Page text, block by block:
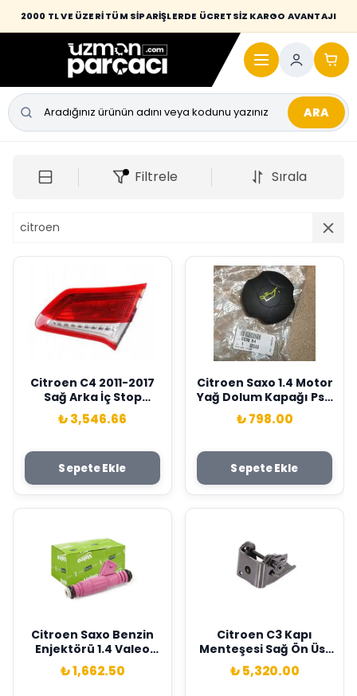
2000 TL VE ÜZERİ TÜM SİPARİŞLERDE ÜCRETSİZ KARGO AVANTAJI
ARA
Filtrele Sırala
Citroen C4 2011-2017
Sağ Arka İç Stop
Lambası Hella Marka
7453.E5
₺ 3,546.66
Sepete Ekle
Citroen Saxo 1.4 Motor
Yağ Dolum Kapağı Psa
Orjinal Marka 0258.64
₺ 798.00
Sepete Ekle
Citroen Saxo Benzin
Enjektörü 1.4 Valeo
Marka 1984.96
₺ 1,662.50
Citroen C3 Kapı
Menteşesi Sağ Ön Üst
Psa Marka 9671886880
₺ 5,320.00